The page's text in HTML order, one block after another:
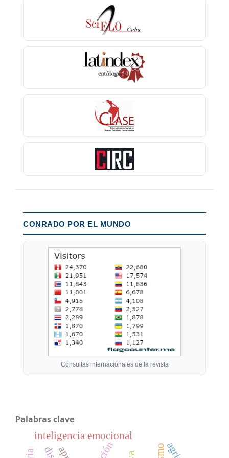
CONRADO POR EL MUNDO
Consultas internacionales de la revista
Palabras clave
inteligencia emocional